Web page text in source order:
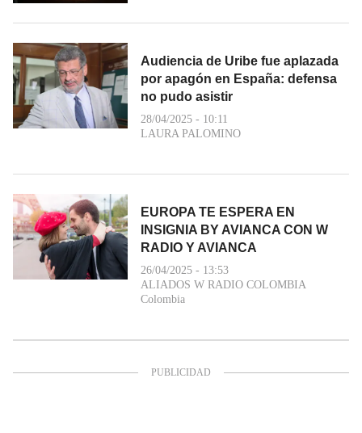
Audiencia de Uribe fue aplazada
por apagón en España: defensa
no pudo asistir
28/04/2025 - 10:11
LAURA PALOMINO
EUROPA TE ESPERA EN
INSIGNIA BY AVIANCA CON W
RADIO Y AVIANCA
26/04/2025 - 13:53
ALIADOS W RADIO COLOMBIA
Colombia